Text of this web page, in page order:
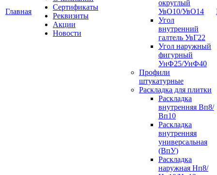
Главная
Сертификаты
Реквизиты
Акции
Новости
округлый
УвО10/УвО14
Угол
внутренний
галтель УвГ22
Угол наружный
фигурный
УнФ25/УнФ40
Профили
штукатурные
Раскладка для плитки
Раскладка
внутренняя Вп8/
Вп10
Раскладка
внутренняя
универсальная
(ВпУ)
Раскладка
наружная Нп8/